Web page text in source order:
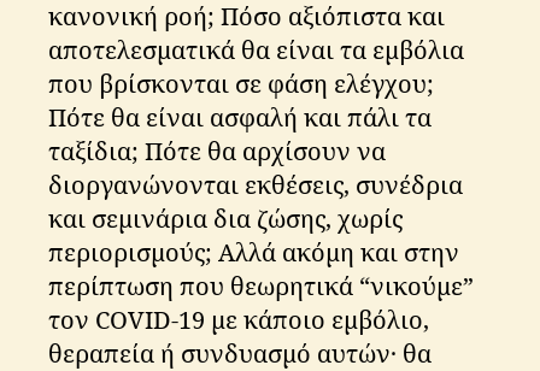
κανονική ροή; Πόσο αξιόπιστα και
αποτελεσματικά θα είναι τα εμβόλια
που βρίσκονται σε φάση ελέγχου;
Πότε θα είναι ασφαλή και πάλι τα
ταξίδια; Πότε θα αρχίσουν να
διοργανώνονται εκθέσεις, συνέδρια
και σεμινάρια δια ζώσης, χωρίς
περιορισμούς; Αλλά ακόμη και στην
περίπτωση που θεωρητικά “νικούμε”
τον COVID-19 με κάποιο εμβόλιο,
θεραπεία ή συνδυασμό αυτών· θα